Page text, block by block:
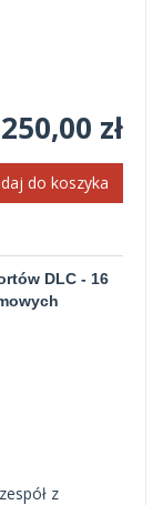
250,00 zł
do koszyka
DLC - 16
z